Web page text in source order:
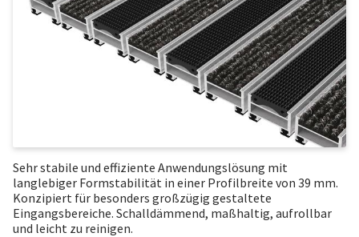
Sehr stabile und effiziente Anwendungslösung mit
langlebiger Formstabilität in einer Profilbreite von 39 mm.
Konzipiert für besonders großzügig gestaltete
Eingangsbereiche. Schalldämmend, maßhaltig, aufrollbar
und leicht zu reinigen.